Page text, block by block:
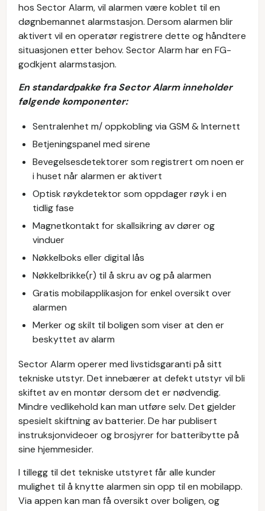
hos Sector Alarm, vil alarmen være koblet til en
døgnbemannet alarmstasjon. Dersom alarmen blir
aktivert vil en operatør registrere dette og håndtere
situasjonen etter behov. Sector Alarm har en FG-
godkjent alarmstasjon.
En standardpakke fra Sector Alarm inneholder
følgende komponenter:
Sentralenhet m/ oppkobling via GSM & Internett
Betjeningspanel med sirene
Bevegelsesdetektorer som registrert om noen er
i huset når alarmen er aktivert
Optisk røykdetektor som oppdager røyk i en
tidlig fase
Magnetkontakt for skallsikring av dører og
vinduer
Nøkkelboks eller digital lås
Nøkkelbrikke(r) til å skru av og på alarmen
Gratis mobilapplikasjon for enkel oversikt over
alarmen
Merker og skilt til boligen som viser at den er
beskyttet av alarm
Sector Alarm operer med livstidsgaranti på sitt
tekniske utstyr. Det innebærer at defekt utstyr vil bli
skiftet av en montør dersom det er nødvendig.
Mindre vedlikehold kan man utføre selv. Det gjelder
spesielt skiftning av batterier. De har publisert
instruksjonvideoer og brosjyrer for batteribytte på
sine hjemmesider.
I tillegg til det tekniske utstyret får alle kunder
mulighet til å knytte alarmen sin opp til en mobilapp.
Via appen kan man få oversikt over boligen, og